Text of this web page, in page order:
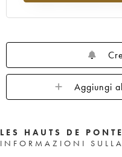
Aggiungi
LES HAUTS DE
INFORMAZIONI